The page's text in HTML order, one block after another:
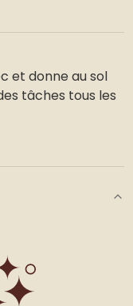
et donne au sol
tâches tous les